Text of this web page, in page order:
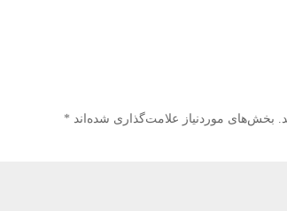
بخش‌های موردنیاز علامت‌گذاری شده‌اند *